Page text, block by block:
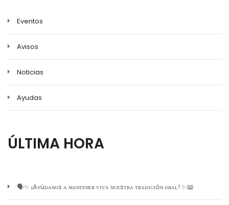
Eventos
Avisos
Noticias
Ayudas
ÚLTIMA HORA
🗣️✨ ¡Aʏúᴅᴀɴᴏs ᴀ ᴍᴀɴᴛᴇɴᴇʀ ᴠɪᴠᴀ ɴᴜᴇsᴛʀᴀ ᴛʀᴀᴅɪᴄɪóɴ ᴏʀᴀʟ! ✨📖